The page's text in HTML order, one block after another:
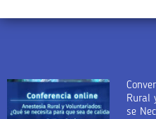
Rural
se